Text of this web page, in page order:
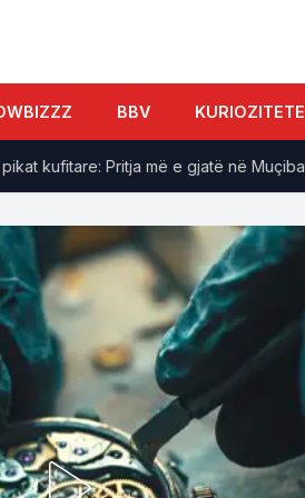
BBV KURIOZITETE
Pritja më e gjatë në Muçibabë